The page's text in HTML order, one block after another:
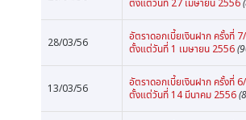
ตั้งแต่วันที่ 27 เมษายน 2556
28/03/56
อัตราดอกเบี้ยเงินฝาก ครั้งที่
ตั้งแต่วันที่ 1 เมษายน 2556
13/03/56
อัตราดอกเบี้ยเงินฝาก ครั้งที่
ตั้งแต่วันที่ 14 มีนาคม 2556